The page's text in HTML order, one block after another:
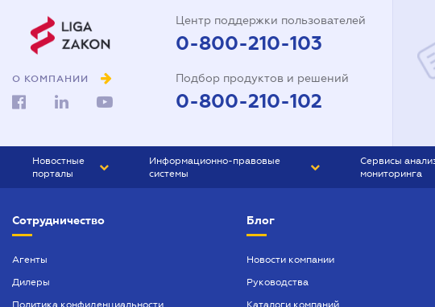
О КОМПАНИИ
Центр поддержки пользователей
0-800-210-103
Подбор продуктов и решений
0-800-210-102
Новостные
порталы
БИЗНЕС
Информационно-правовые
системы
БУХГАЛТЕР ПРОФ
Сервисы
мониторинга
Сотрудничество
Агенты
Дилеры
Политика конфиденциальности
Блог
Новости компании
Руководства
Каталоги компаний